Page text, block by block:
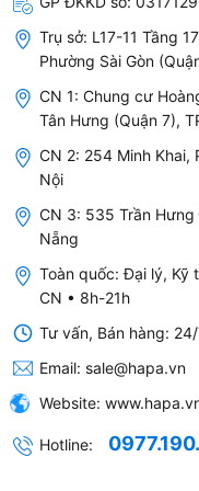
Vừa / Thấp)
Hệ thống lọc
3
Hiệu suất lọc
HEPA
Chu kỳ thay lõi
Cảm biến
Chế độ hoạt
động
/
Đèn báo chất
lượng không khí
3
Trụ sở: L17-11 Tầng
Phường Sài Gòn
CN 1: Chung cư
Tân Hưng (Quận 7),
CN 2: 254 Minh Khai,
Nội
CN 3: 535 Trần Hưng
Nẵng
Toàn quốc: Đại lý, Kỹ
CN • 8h-21h
Tư vấn, Bán hàng:
Email: sale@hapa.vn
Website:
Hotline: